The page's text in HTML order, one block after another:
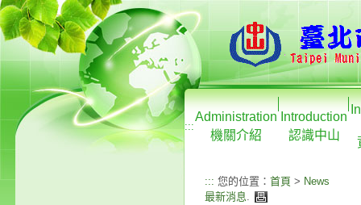
:::
Administration
機關介紹
Introduction
認識中山
::: 您的位置： 首頁 > News
最新消息.